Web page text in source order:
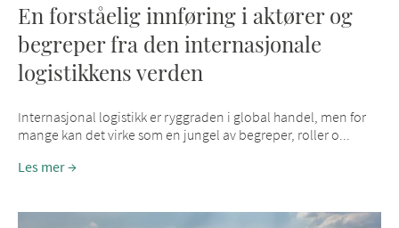
En forståelig innføring i aktører og
begreper fra den internasjonale
logistikkens verden
Internasjonal logistikk er ryggraden i global handel, men for
mange kan det virke som en jungel av begreper, roller o...
Les mer